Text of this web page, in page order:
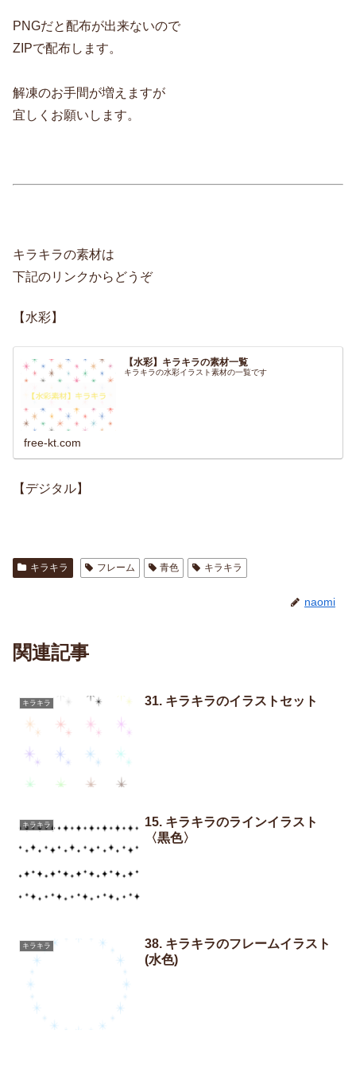
PNGだと配布が出来ないので
ZIPで配布します。
解凍のお手間が増えますが
宜しくお願いします。
キラキラの素材は
下記のリンクからどうぞ
【水彩】
【水彩】キラキラの素材一覧
キラキラの水彩イラスト素材の一覧です
free-kt.com
【デジタル】
キラキラ フレーム 青色 キラキラ
naomi
関連記事
キラキラ 31. キラキラのイラストセット
キラキラ
15. キラキラのラインイラスト
〈黒色〉
キラキラ
38. キラキラのフレームイラスト
(水色)